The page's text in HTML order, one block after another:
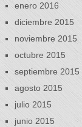
enero 2016
diciembre 2015
noviembre 2015
octubre 2015
septiembre 2015
agosto 2015
julio 2015
junio 2015